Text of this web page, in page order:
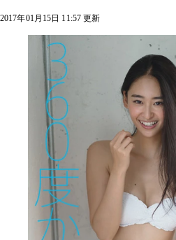
2017年01月15日 11:57 更新